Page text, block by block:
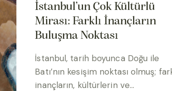
İstanbul’un Çok Kültürlü
Mirası: Farklı İnançların
Buluşma Noktası
İstanbul, tarih boyunca Doğu ile
Batı’nın kesişim noktası olmuş;
inançların, kültürlerin ve…